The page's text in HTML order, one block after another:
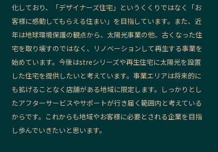
化しており、「デザイナーズ住宅」というくくりではなく「お
客様に感動してもらえる住まい」を目指しています。また、近
年は地球環境保護の観点から、太陽光事業の他、古くなった住
宅を取り壊すのではなく、リノベーションして再生する事業を
始めています。今後はstreシリーズや再生住宅に太陽光を設置
した住宅を提供したいと考えています。事業エリアは将来的に
も拡げることなく店舗がある地域に限定します。しっかりとし
たアフターサービスやサポートが行き届く範囲内と考えている
からです。これからも地域やお客様に必要とされる企業を目指
し歩んでいきたいと思います。